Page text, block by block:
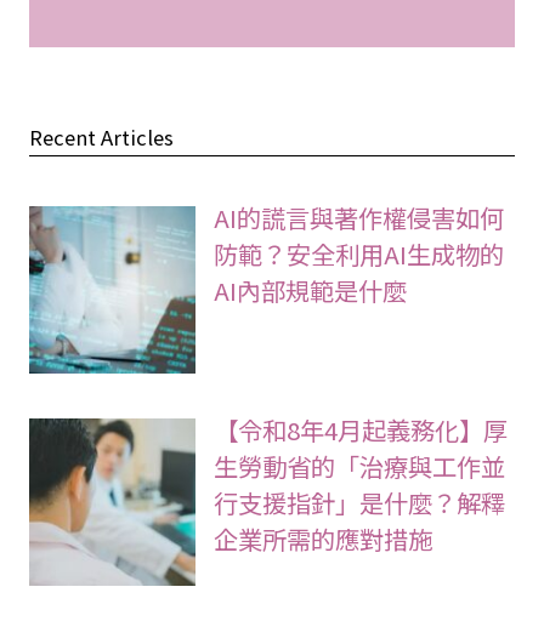
Recent Articles
AI的謊言與著作權侵害如何
防範？安全利用AI生成物的
AI內部規範是什麼
【令和8年4月起義務化】厚
生勞動省的「治療與工作並
行支援指針」是什麼？解釋
企業所需的應對措施